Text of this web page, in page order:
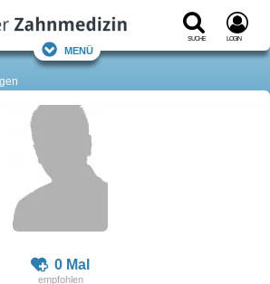
Suche Login
Menü
0 Mal